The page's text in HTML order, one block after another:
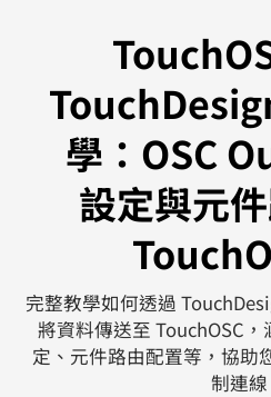
學：OSC
設定與元
完整教學如何透過
將資料傳送至 TouchOSC
定、元件路由配置等，協助
制連線